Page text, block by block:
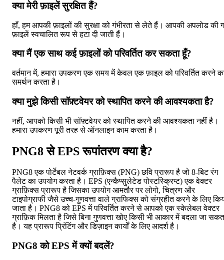
क्या मेरी फ़ाइलें सुरक्षित हैं?
हाँ, हम आपकी फ़ाइलों की सुरक्षा को गंभीरता से लेते हैं। आपकी अपलोड की
फ़ाइलें स्वचालित रूप से हटा दी जाती हैं।
क्या मैं एक साथ कई फ़ाइलों को परिवर्तित कर सकता हूँ?
वर्तमान में, हमारा उपकरण एक समय में केवल एक फ़ाइल को परिवर्तित करने
समर्थन करता है।
क्या मुझे किसी सॉफ़्टवेयर को स्थापित करने की आवश्यकता है?
नहीं, आपको किसी भी सॉफ़्टवेयर को स्थापित करने की आवश्यकता नहीं है।
हमारा उपकरण पूरी तरह से ऑनलाइन काम करता है।
PNG8 से EPS रूपांतरण क्या है?
PNG8 एक पोर्टेबल नेटवर्क ग्राफ़िक्स (PNG) छवि प्रारूप है जो 8-बिट रंग
पैलेट का उपयोग करता है। EPS (एन्कैप्सुलेटेड पोस्टस्क्रिप्ट) एक वेक्टर
ग्राफ़िक्स प्रारूप है जिसका उपयोग आमतौर पर लोगो, चित्रण और
टाइपोग्राफी जैसे उच्च-गुणवत्ता वाले ग्राफिक्स को संग्रहीत करने के लिए
जाता है। PNG8 को EPS में परिवर्तित करने से आपको एक स्केलेबल वेक्टर
ग्राफ़िक मिलता है जिसे बिना गुणवत्ता खोए किसी भी आकार में बदला जा
है। यह प्रारूप प्रिंटिंग और डिज़ाइन कार्यों के लिए आदर्श है।
PNG8 को EPS में क्यों बदलें?